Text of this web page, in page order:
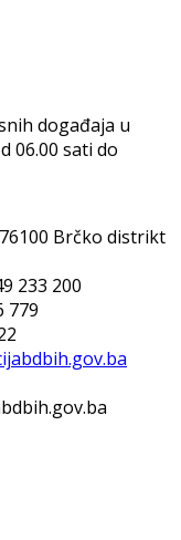
događaja u
06.00 sati do
Brčko distrikt
233 200
779